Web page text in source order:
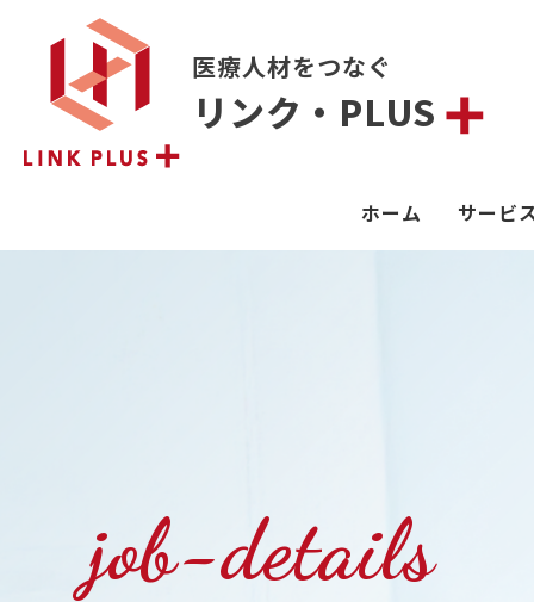
医療人材をつなぐ
リンク・PLUS
ホーム サービ
job-details